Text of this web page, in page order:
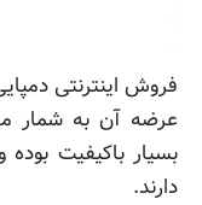
فروش اینترنتی
عرضه آن به شمار
بسیار باکیفیت
دارند.